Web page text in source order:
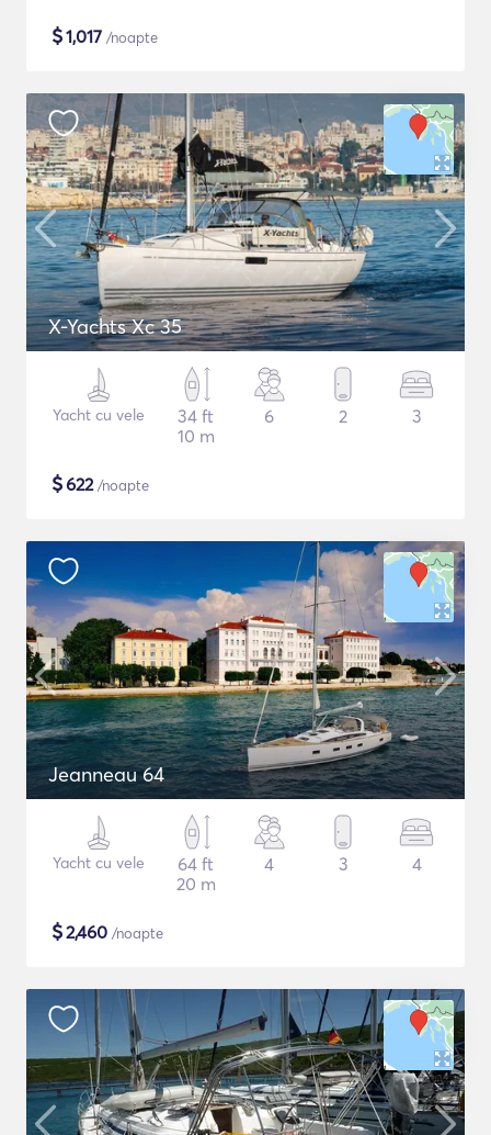
$1,017 /noapte
X-Yachts Xc 35
Yacht cu vele
34 ft
10 m
6 2 3
$622/noapte
Jeanneau 64
Yacht cu vele
64 ft
20 m
4 3 4
$2,460 /noapte